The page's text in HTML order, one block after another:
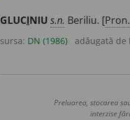
GLUCINIU s.n. Beriliu. [Pron.
sursa: DN (1986) adăugată de
Preluarea, stocarea
interzise